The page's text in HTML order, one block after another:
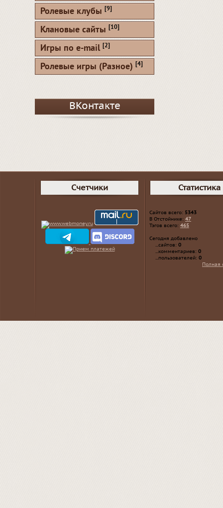
Ролевые клубы [9]
Клановые сайты [10]
Игры по e-mail [2]
Ролевые игры (Разное) [4]
ВКонтакте
Счетчики Статистика
Сайтов всего: 5343
В Отстойнике: 47
Тэгов всего: 465
Сегодня добавлено
...сайтов: 0
...комментариев: 0
...пользователей: 0
Полная